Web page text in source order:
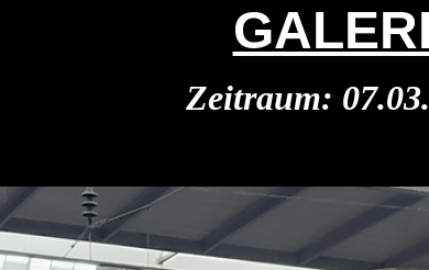
Zeitraum: